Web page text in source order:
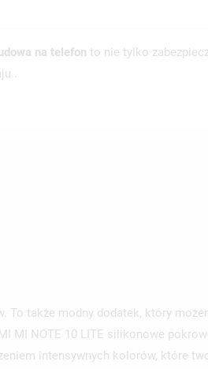
na telefon to nie tylko
To także modny dodatek, który
MI NOTE 10 LITE silikonowe
intensywnych kolorów, które